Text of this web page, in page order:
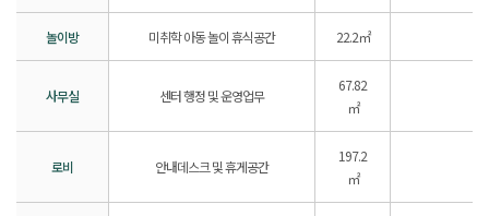
놀이방 미취학 아동 놀이 휴식공간 22.2㎡
사무실 센터 행정 및 운영업무
67.82
㎡
로비 안내데스크 및 휴게공간
197.2
㎡